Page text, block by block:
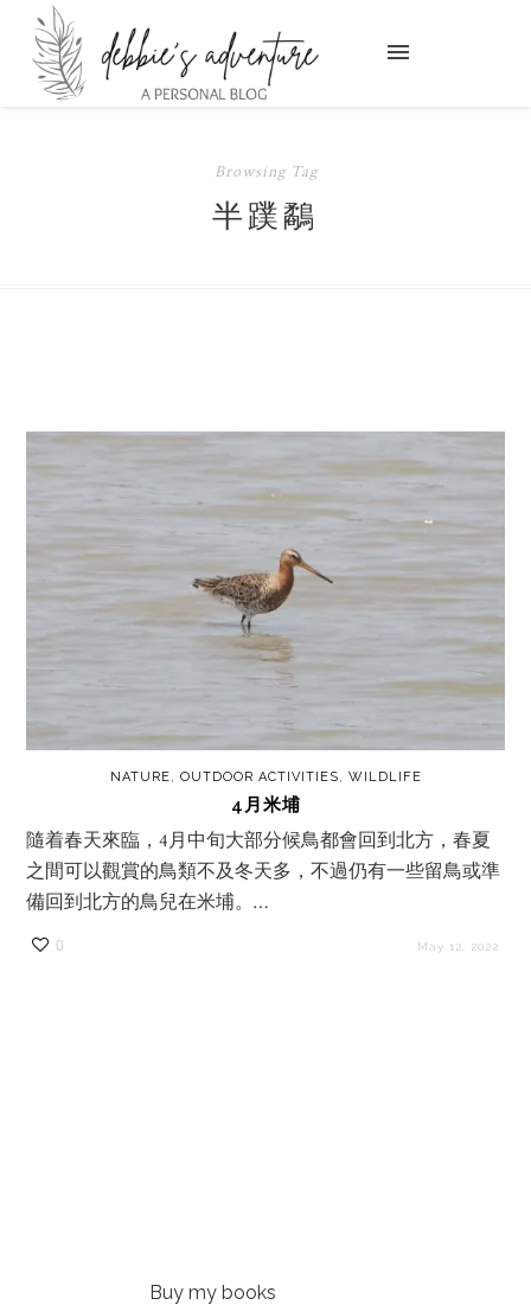
Browsing Tag
半蹼鷸
NATURE, OUTDOOR ACTIVITIES, WILDLIFE
4月米埔
隨着春天來臨，4月中旬大部分候鳥都會回到北方，春夏
之間可以觀賞的鳥類不及冬天多，不過仍有一些留鳥或準
備回到北方的鳥兒在米埔。…
0 May 12, 2022
Buy my books